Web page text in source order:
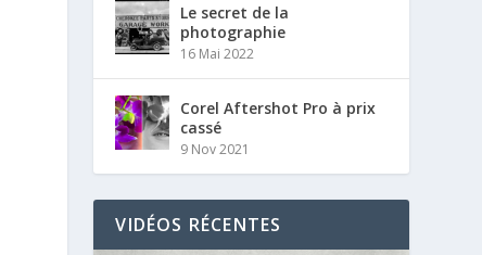
Le secret de la
photographie
16 Mai 2022
Corel Aftershot Pro à prix
cassé
9 Nov 2021
VIDÉOS RÉCENTES